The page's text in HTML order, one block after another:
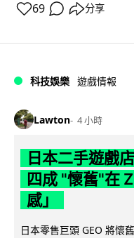
69 分享
科技娛樂 遊戲情報
Lawton 4 小時
日本二手遊戲
四成 "懷舊"在
感」
日本零售巨頭 GEO 將懷